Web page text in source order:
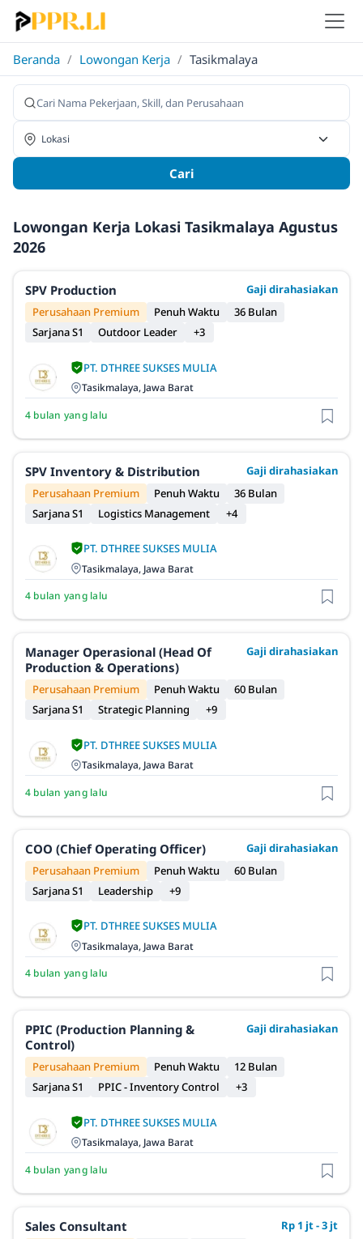
Beranda / Lowongan Kerja / Tasikmalaya
Cari
Lowongan Kerja Lokasi Tasikmalaya Agustus
2026
SPV Production
Gaji dirahasiakan
Perusahaan Premium
Penuh Waktu
36 Bulan
Sarjana S1
Outdoor Leader +3
PT. DTHREE SUKSES MULIA
Tasikmalaya, Jawa Barat
4 bulan yang lalu
SPV Inventory & Distribution
Gaji dirahasiakan
Perusahaan Premium
Penuh Waktu
36 Bulan
Sarjana S1
Logistics Management +4
PT. DTHREE SUKSES MULIA
Tasikmalaya, Jawa Barat
4 bulan yang lalu
Manager Operasional (Head Of
Production & Operations)
Gaji dirahasiakan
Perusahaan Premium Penuh Waktu
60 Bulan
Sarjana S1
Strategic Planning +9
PT. DTHREE SUKSES MULIA
Tasikmalaya, Jawa Barat
4 bulan yang lalu
COO (Chief Operating Officer)
Gaji dirahasiakan
Perusahaan Premium
Penuh Waktu
60 Bulan
Sarjana S1
Leadership +9
PT. DTHREE SUKSES MULIA
Tasikmalaya, Jawa Barat
4 bulan yang lalu
PPIC (Production Planning &
Control)
Gaji dirahasiakan
Perusahaan Premium Penuh Waktu
12 Bulan
Sarjana S1
PPIC - Inventory Control +3
PT. DTHREE SUKSES MULIA
Tasikmalaya, Jawa Barat
4 bulan yang lalu
Sales Consultant
Rp 1 jt - 3 jt